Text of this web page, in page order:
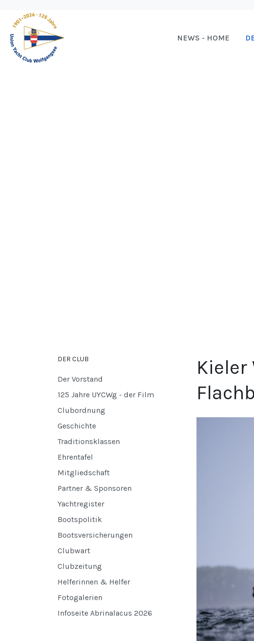
NEWS - HOME
Kieler
DER CLUB
Der Vorstand
125 Jahre UYCWg - der Film
Clubordnung
Geschichte
Traditionsklassen
Ehrentafel
Mitgliedschaft
Partner & Sponsoren
Yachtregister
Bootspolitik
Bootsversicherungen
Clubwart
Clubzeitung
Helferinnen & Helfer
Fotogalerien
Infoseite Abrinalacus 2026